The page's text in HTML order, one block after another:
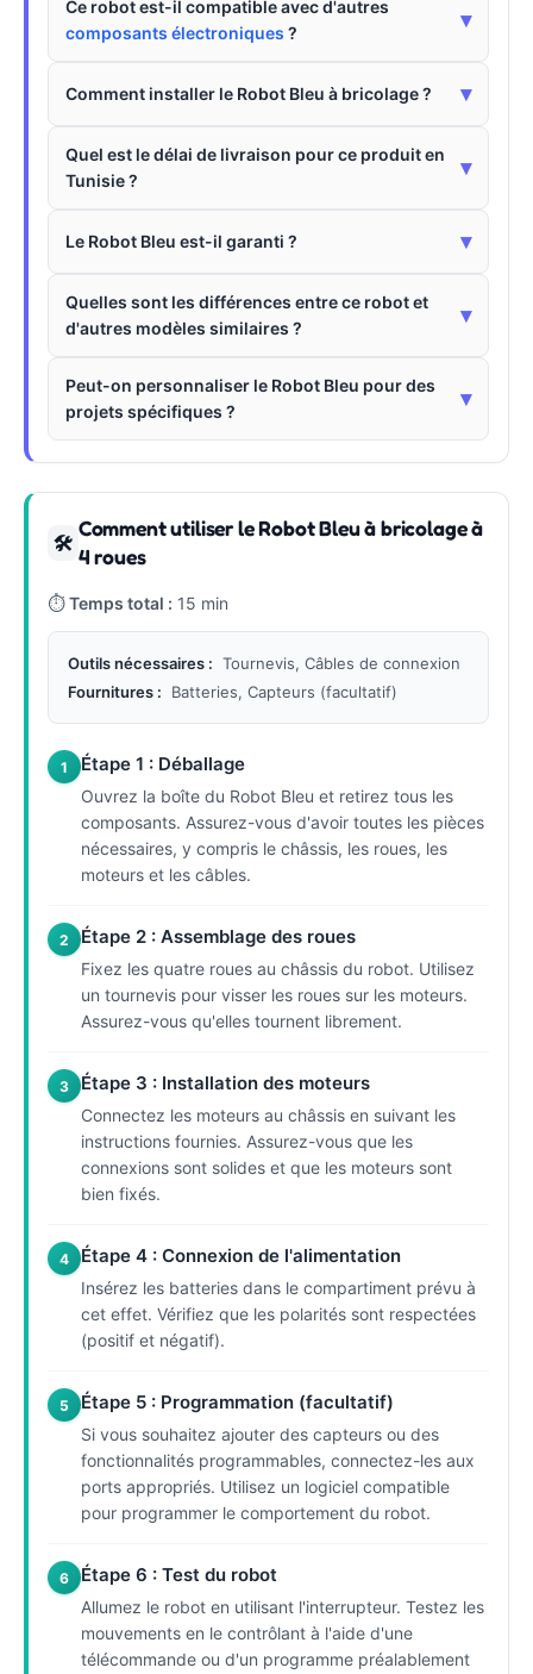
Ce robot est-il compatible avec d'autres
composants électroniques ?
▾
Comment installer le Robot Bleu à bricolage ? ▾
Quel est le délai de livraison pour ce produit en
Tunisie ?
▾
Le Robot Bleu est-il garanti ? ▾
Quelles sont les différences entre ce robot et
d'autres modèles similaires ?
▾
Peut-on personnaliser le Robot Bleu pour des
projets spécifiques ?
▾
🛠
Comment utiliser le Robot Bleu à bricolage à
4 roues
⏱Temps total : 15 min
Outils nécessaires : Tournevis, Câbles de connexion
Fournitures :
Batteries, Capteurs (facultatif)
1 Étape 1 : Déballage
Ouvrez la boîte du Robot Bleu et retirez tous les
composants. Assurez-vous d'avoir toutes les pièces
nécessaires, y compris le châssis, les roues, les
moteurs et les câbles.
2 Étape 2 : Assemblage des roues
Fixez les quatre roues au châssis du robot. Utilisez
un tournevis pour visser les roues sur les moteurs.
Assurez-vous qu'elles tournent librement.
3 Étape 3 : Installation des moteurs
Connectez les moteurs au châssis en suivant les
instructions fournies. Assurez-vous que les
connexions sont solides et que les moteurs sont
bien fixés.
4 Étape 4 : Connexion de l'alimentation
Insérez les batteries dans le compartiment prévu à
cet effet. Vérifiez que les polarités sont respectées
(positif et négatif).
5 Étape 5 : Programmation (facultatif)
Si vous souhaitez ajouter des capteurs ou des
fonctionnalités programmables, connectez-les aux
ports appropriés. Utilisez un logiciel compatible
pour programmer le comportement du robot.
6 Étape 6 : Test du robot
Allumez le robot en utilisant l'interrupteur. Testez les
mouvements en le contrôlant à l'aide d'une
télécommande ou d'un programme préalablement